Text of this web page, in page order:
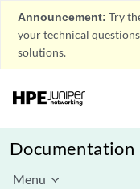
Announcement: Try
your technical
solutions.
Documentation
Menu